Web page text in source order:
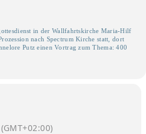
in der Wallfahrtskirche Maria-Hilf
nach Spectrum Kirche statt, dort
Putz einen Vortrag zum Thema: 400
(GMT+02:00)